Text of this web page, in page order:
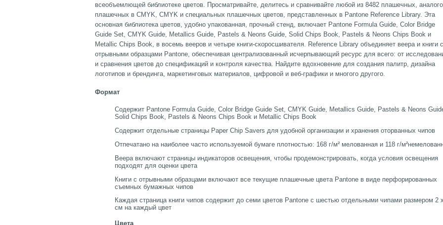
всеобъемлющей библиотеке цветов. Просматривайте, делитесь и сравнивайте любой из 8482 плашечных,
плашечных в CMYK, CMYK и специальных плашечных цветов, представленных в Pantone Reference Library. Эта
основная библиотека цветов, удобно упакованная, прочный стенд, включает Pantone Formula Guide, Color Bridge
Guide Set, CMYK Guide, Metallics Guide, Pastels & Neons Guide, Solid Chips Book, Pastels & Neons Chips Book и
Metallic Chips Book, в восемь вееров и четыре книги-скоросшивателя. Reference Library объединяет веера и книги с
отрывными образцами Pantone, обеспечивая централизованный исчерпывающий ресурс для всего: от
и сравнения цветов до спецификаций и контроля качества. Найдите вдохновение для создания палитр, дизайна
логотипов и брендинга, маркетинговых материалов, цифровой и веб-графики и многого другого.
Формат
Содержит Pantone Formula Guide, Color Bridge Guide Set, CMYK Guide, Metallics Guide, Pastels & Neons
Solid Chips Book, Pastels & Neons Chips Book и Metallic Chips Book
Содержит отдельные страницы Paper Chip Savers для удобной организации и хранения оторванных чипов
Отпечатано на наиболее часто используемой бумаге плотностью: 168 г/м² мелованная и 118 г/
Веера включают страницы индикаторов освещения, чтобы продемонстрировать, когда условия освещения
подходят для оценки цвета
Книги с отрывными образцами включают все текущие плашечные цвета Pantone в виде перфорированных
съемных бумажных чипов
Каждая страница книги чипов содержит до семи цветов Pantone с шестью отдельными чипами размером 2
см на каждый цвет
Цвета